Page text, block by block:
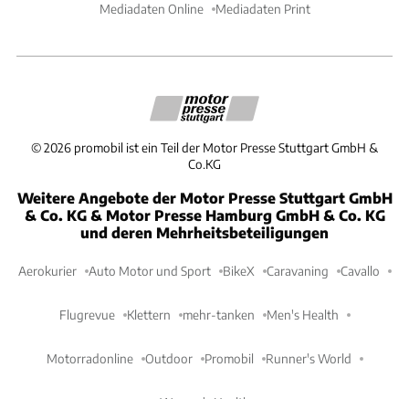
Mediadaten Online Mediadaten Print
©2026 promobil ist ein Teil der Motor Presse Stuttgart GmbH &
Co.KG
Weitere Angebote der Motor Presse Stuttgart GmbH
& Co. KG & Motor Presse Hamburg GmbH & Co. KG
und deren Mehrheitsbeteiligungen
Aerokurier Auto Motor und Sport BikeX Caravaning Cavallo
Flugrevue Klettern mehr-tanken Men's Health
Motorradonline Outdoor Promobil Runner's World